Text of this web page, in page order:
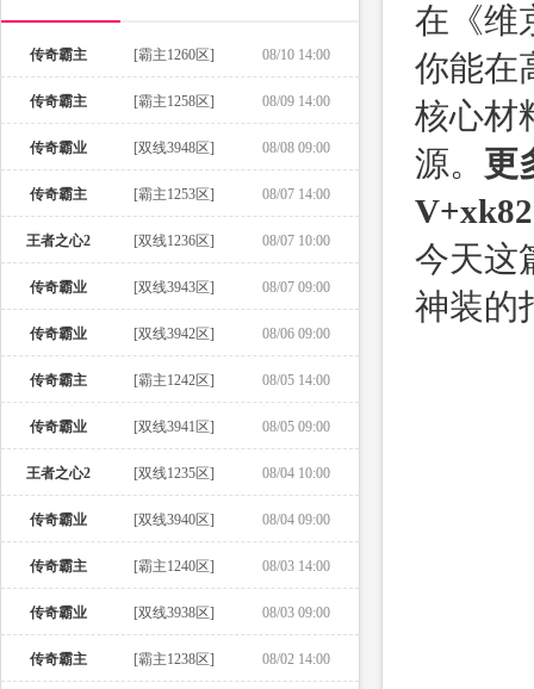
传奇霸主 [霸主1260区] 08/10 14:00
传奇霸主 [霸主1258区] 08/09 14:00
传奇霸业 [双线3948区] 08/08 09:00
传奇霸主 [霸主1253区] 08/07 14:00
王者之心2 [双线1236区] 08/07 10:00
传奇霸业 [双线3943区] 08/07 09:00
传奇霸业 [双线3942区] 08/06 09:00
传奇霸主 [霸主1242区] 08/05 14:00
传奇霸业 [双线3941区] 08/05 09:00
王者之心2 [双线1235区] 08/04 10:00
传奇霸业 [双线3940区] 08/04 09:00
传奇霸主 [霸主1240区] 08/03 14:00
传奇霸业 [双线3938区] 08/03 09:00
传奇霸主 [霸主1238区] 08/02 14:00
在《维
你能在
核心材
源。 更
今天这
神装的